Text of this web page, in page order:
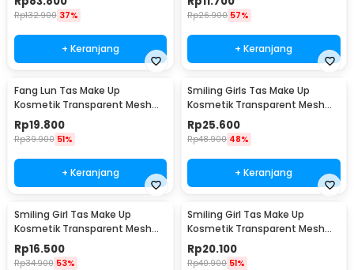
Rp132.900 37%
+ Keranjang
Rp26.900 57%
+ Keranjang
Fang Lun Tas Make Up
Kosmetik Transparent Mesh
Octagon Bag - SMG2
Rp19.800
Rp39.900 51%
+ Keranjang
Smiling Girls Tas Make Up
Kosmetik Transparent Mesh
Storage Bag - SMG3
Rp25.600
Rp48.900 48%
+ Keranjang
Smiling Girl Tas Make Up
Kosmetik Transparent Mesh
Briefcase Bag - SMG4
Rp16.500
Rp34.900 53%
Smiling Girl Tas Make Up
Kosmetik Transparent Mesh
Shell Bag - SMG5
Rp20.100
Rp40.900 51%